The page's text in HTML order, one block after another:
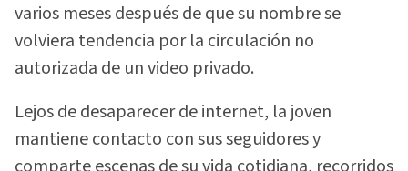
varios meses después de que su nombre se
volviera tendencia por la circulación no
autorizada de un video privado.
Lejos de desaparecer de internet, la joven
mantiene contacto con sus seguidores y